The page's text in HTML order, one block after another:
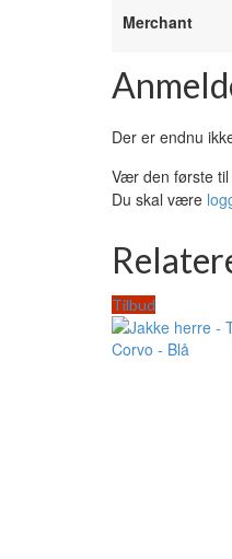
Merchant
Der er endnu
Vær den første til
Du skal være
Tilbud